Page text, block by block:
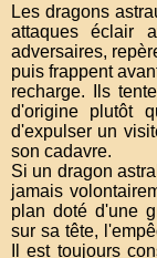
Les dragons
attaques éclair
adversaires,
puis frappent
recharge. Ils
d'origine plutôt
d'expulser un
son cadavre.
Si un dragon
jamais
plan doté d'une
sur sa tête,
Il est toujours